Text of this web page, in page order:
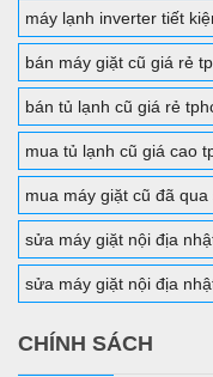
máy lạnh inverter tiết
bán máy giặt cũ giá rẻ
bán tủ lạnh cũ giá rẻ
mua tủ lạnh cũ giá cao
mua máy giặt cũ đã qua
sửa máy giặt nội địa
sửa máy giặt nội địa
CHÍNH SÁCH